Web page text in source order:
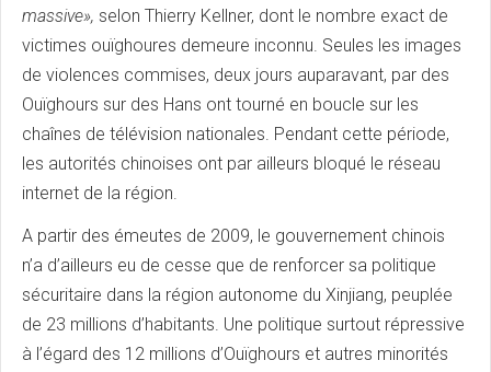
massive», selon Thierry Kellner, dont le nombre exact de
victimes ouïghoures demeure inconnu. Seules les images
de violences commises, deux jours auparavant, par des
Ouïghours sur des Hans ont tourné en boucle sur les
chaînes de télévision nationales. Pendant cette période,
les autorités chinoises ont par ailleurs bloqué le réseau
internet de la région.
A partir des émeutes de 2009, le gouvernement chinois
n’a d’ailleurs eu de cesse que de renforcer sa politique
sécuritaire dans la région autonome du Xinjiang, peuplée
de 23 millions d’habitants. Une politique surtout répressive
à l’égard des 12 millions d’Ouïghours et autres minorités